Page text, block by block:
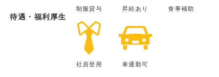
待遇・福利厚生
制服貸与 昇給あり 食事補助
社員登用 車通勤可